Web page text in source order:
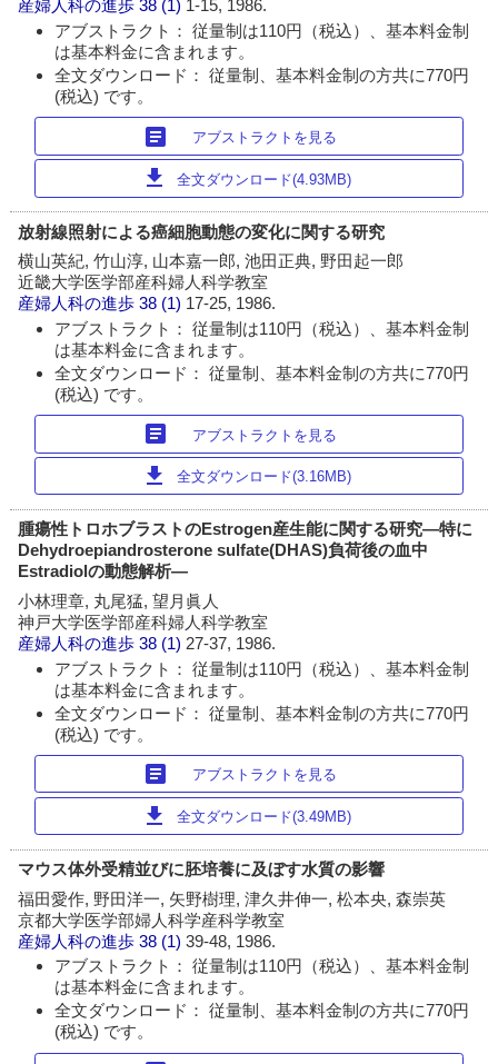
産婦人科の進歩 38 (1) 1-15, 1986.
アブストラクト： 従量制は110円（税込）、基本料金制
は基本料金に含まれます。
全文ダウンロード： 従量制、基本料金制の方共に770円
(税込) です。
article アブストラクトを見る
download 全文ダウンロード(4.93MB)
放射線照射による癌細胞動態の変化に関する研究
横山英紀, 竹山淳, 山本嘉一郎, 池田正典, 野田起一郎
近畿大学医学部産科婦人科学教室
産婦人科の進歩 38 (1) 17-25, 1986.
アブストラクト： 従量制は110円（税込）、基本料金制
は基本料金に含まれます。
全文ダウンロード： 従量制、基本料金制の方共に770円
(税込) です。
article アブストラクトを見る
download 全文ダウンロード(3.16MB)
腫瘍性トロホブラストのEstrogen産生能に関する研究―特に
Dehydroepiandrosterone sulfate(DHAS)負荷後の血中
Estradiolの動態解析―
小林理章, 丸尾猛, 望月眞人
神戸大学医学部産科婦人科学教室
産婦人科の進歩 38 (1) 27-37, 1986.
アブストラクト： 従量制は110円（税込）、基本料金制
は基本料金に含まれます。
全文ダウンロード： 従量制、基本料金制の方共に770円
(税込) です。
article アブストラクトを見る
download 全文ダウンロード(3.49MB)
マウス体外受精並びに胚培養に及ぼす水質の影響
福田愛作, 野田洋一, 矢野樹理, 津久井伸一, 松本央, 森崇英
京都大学医学部婦人科学産科学教室
産婦人科の進歩 38 (1)39-48, 1986.
アブストラクト： 従量制は110円（税込）、基本料金制
は基本料金に含まれます。
全文ダウンロード： 従量制、基本料金制の方共に770円
(税込) です。